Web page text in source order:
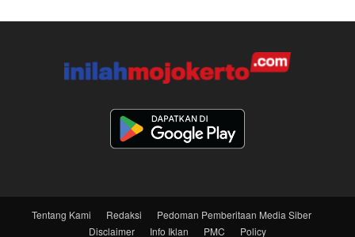
Tentang Kami Redaksi
Pedoman Pemberitaan Media Siber
Disclaimer
Info Iklan PMC Policy